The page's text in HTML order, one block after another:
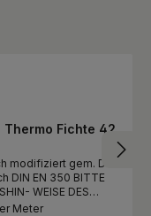
Fichte 42
modifiziert gem. DIN
DIN EN 350 BITTE
WEISE DES
Meter